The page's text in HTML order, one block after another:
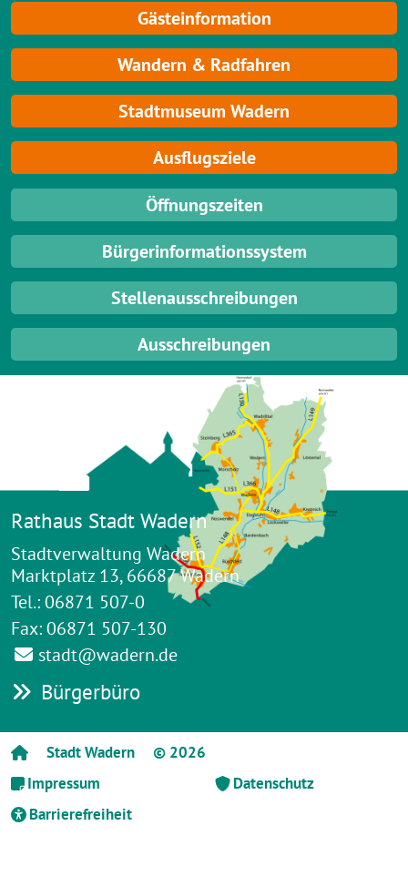
Gästeinformation
Wandern & Radfahren
Stadtmuseum Wadern
Ausflugsziele
Öffnungszeiten
Bürgerinformationssystem
Stellenausschreibungen
Ausschreibungen
Rathaus Stadt Wadern
Stadtverwaltung Wadern
Marktplatz 13, 66687 Wadern
Tel.: 06871 507-0
Fax: 06871 507-130
stadt@wadern.de
Bürgerbüro
Stadt Wadern
© 2026
Impressum
Datenschutz
Barrierefreiheit